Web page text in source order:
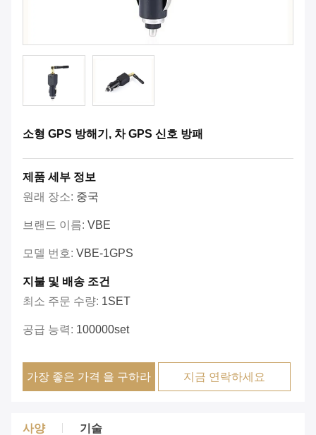
소형 GPS 방해기, 차 GPS 신호 방패
제품 세부 정보
원래 장소: 중국
브랜드 이름: VBE
모델 번호: VBE-1GPS
지불 및 배송 조건
최소 주문 수량: 1SET
공급 능력: 100000set
가장 좋은 가격 을 구하라 지금 연락하세요
사양 기술